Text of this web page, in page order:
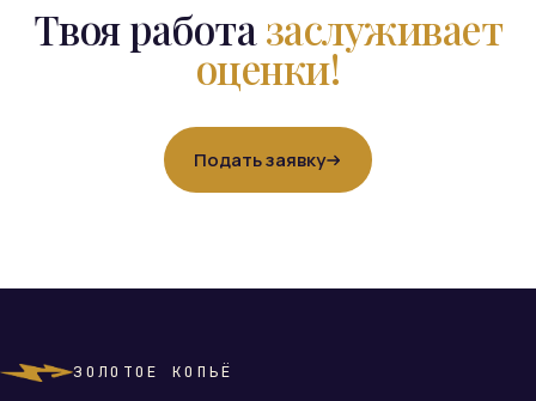
Твоя работазаслуживает
оценки!
Подать заявку
ЗОЛОТОЕ КОПЬЁ